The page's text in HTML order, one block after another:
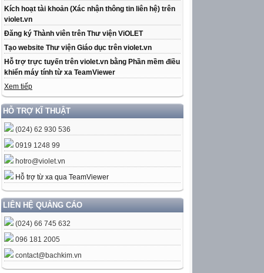
Kích hoạt tài khoản (Xác nhận thông tin liên hệ) trên
violet.vn
Đăng ký Thành viên trên Thư viện ViOLET
Tạo website Thư viện Giáo dục trên violet.vn
Hỗ trợ trực tuyến trên violet.vn bằng Phần mềm điều
khiển máy tính từ xa TeamViewer
Xem tiếp
HỖ TRỢ KĨ THUẬT
(024) 62 930 536
0919 1248 99
hotro@violet.vn
Hỗ trợ từ xa qua TeamViewer
LIÊN HỆ QUẢNG CÁO
(024) 66 745 632
096 181 2005
contact@bachkim.vn